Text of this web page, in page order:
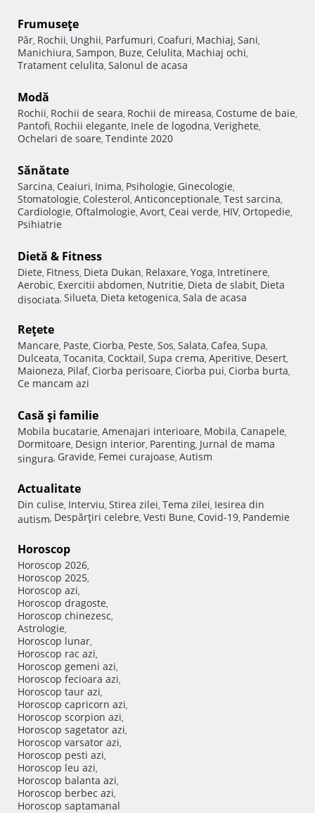
Frumuseţe
Păr, Rochii, Unghii, Parfumuri, Coafuri, Machiaj, Sani,
Manichiura, Sampon, Buze, Celulita, Machiaj ochi,
Tratament celulita, Salonul de acasa
Modă
Rochii, Rochii de seara, Rochii de mireasa, Costume de baie,
Pantofi, Rochii elegante, Inele de logodna, Verighete,
Ochelari de soare, Tendinte 2020
Sănătate
Sarcina, Ceaiuri, Inima, Psihologie, Ginecologie,
Stomatologie, Colesterol, Anticonceptionale, Test sarcina,
Cardiologie, Oftalmologie, Avort, Ceai verde, HIV, Ortopedie,
Psihiatrie
Dietă & Fitness
Diete, Fitness, Dieta Dukan, Relaxare, Yoga, Intretinere,
Aerobic, Exercitii abdomen, Nutritie, Dieta de slabit, Dieta
disociata, Silueta, Dieta ketogenica, Sala de acasa
Reţete
Mancare, Paste, Ciorba, Peste, Sos, Salata, Cafea, Supa,
Dulceata, Tocanita, Cocktail, Supa crema, Aperitive, Desert,
Maioneza, Pilaf, Ciorba perisoare, Ciorba pui, Ciorba burta,
Ce mancam azi
Casă şi familie
Mobila bucatarie, Amenajari interioare, Mobila, Canapele,
Dormitoare, Design interior, Parenting, Jurnal de mama
singura, Gravide, Femei curajoase, Autism
Actualitate
Din culise, Interviu, Stirea zilei, Tema zilei, Iesirea din
autism, Despărţiri celebre, Vesti Bune, Covid-19, Pandemie
Horoscop
Horoscop 2026,
Horoscop 2025,
Horoscop azi,
Horoscop dragoste,
Horoscop chinezesc,
Astrologie,
Horoscop lunar,
Horoscop rac azi,
Horoscop gemeni azi,
Horoscop fecioara azi,
Horoscop taur azi,
Horoscop capricorn azi,
Horoscop scorpion azi,
Horoscop sagetator azi,
Horoscop varsator azi,
Horoscop pesti azi,
Horoscop leu azi,
Horoscop balanta azi,
Horoscop berbec azi,
Horoscop saptamanal